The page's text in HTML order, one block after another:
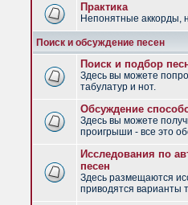
Практика
Непонятные аккорды,
Поиск и обсуждение песен
Поиск и подбор
Здесь вы можете
табулатур и нот.
Обсуждение
Здесь вы можете
проигрыши - все это
Исследования по
песен
Здесь размещаются
приводятся варианты